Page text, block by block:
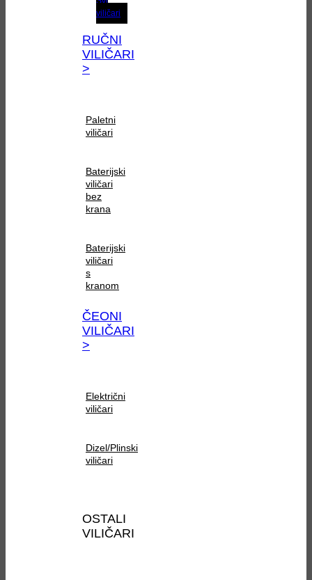
viličari
RUČNI
VILIČARI
>
Paletni
viličari
Baterijski
viličari
bez
krana
Baterijski
viličari
s
kranom
ČEONI
VILIČARI
>
Električni
viličari
Dizel/Plinski
viličari
OSTALI
VILIČARI